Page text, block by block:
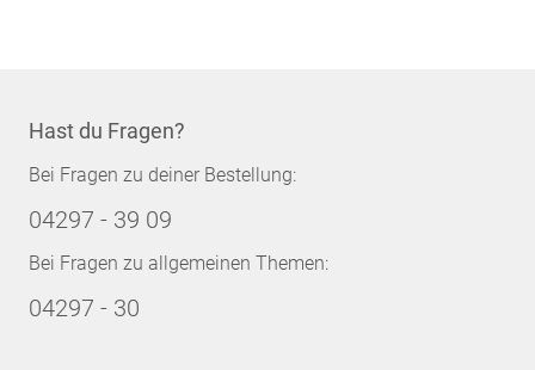
Hast du Fragen?
Bei Fragen zu deiner Bestellung:
04297 - 39 09
Bei Fragen zu allgemeinen Themen:
04297 - 30